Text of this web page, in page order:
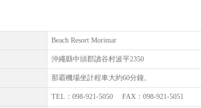
Beach Resort Morimar
沖繩縣中頭郡讀谷村波平2350
那霸機場坐計程車大約60分鐘。
TEL：098-921-5050 FAX：098-921-5051